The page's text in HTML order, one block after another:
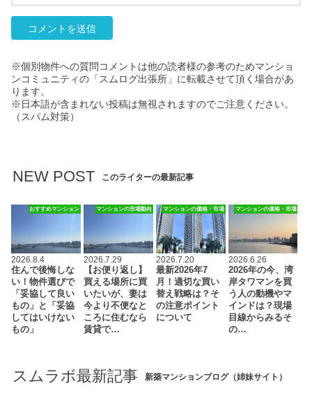
※個別物件への質問コメントは他の読者様の参考のためマンショ
ンコミュニティの「スムログ出張所」に転載させて頂く場合があ
ります。
※日本語が含まれない投稿は無視されますのでご注意ください。
（スパム対策）
NEW POST このライターの最新記事
おすすめマンション
2026.8.4
住んで後悔しな
い！物件選びで
「妥協して良い
もの」と「妥協
してはいけない
もの」
マンションの市場動向
2026.7.29
【お便り返し】
買える場所に買
いたいが、妻は
今より不便なと
ころに住むなら
賃貸で…
マンションの価格・市場
2026.7.20
最新2026年7
月！適切な買い
替え戦略は？そ
の注意ポイント
について
マンションの価格・市場
2026.6.26
2026年の今、湾
岸タワマンを買
う人の動機やマ
インドは？現場
目線からみるそ
の…
スムラボ最新記事 新築マンションブログ（姉妹サイト）